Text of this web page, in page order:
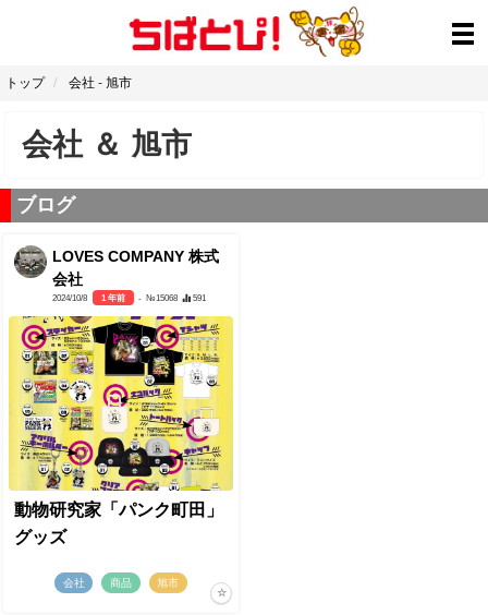
トップ 会社 - 旭市
会社 ＆ 旭市
ブログ
LOVES COMPANY 株式
会社
2024/10/8 1 年前 - №15068 591
動物研究家「パンク町田」
グッズ
会社 商品 旭市